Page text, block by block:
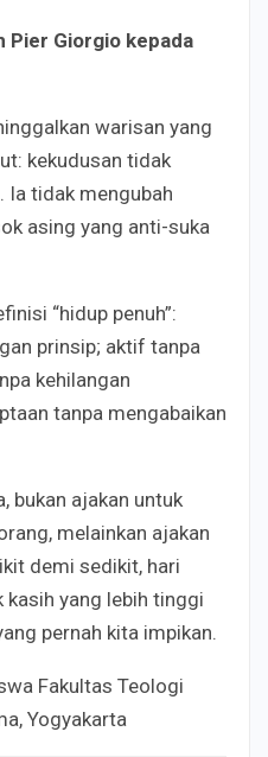
Pier Giorgio kepada
warisan yang
kekudusan tidak
Ia tidak mengubah
asing yang anti-suka
“hidup penuh”:
prinsip; aktif tanpa
kehilangan
tanpa mengabaikan
bukan ajakan untuk
melainkan ajakan
demi sedikit, hari
kasih yang lebih tinggi
pernah kita impikan.
Fakultas Teologi
Yogyakarta